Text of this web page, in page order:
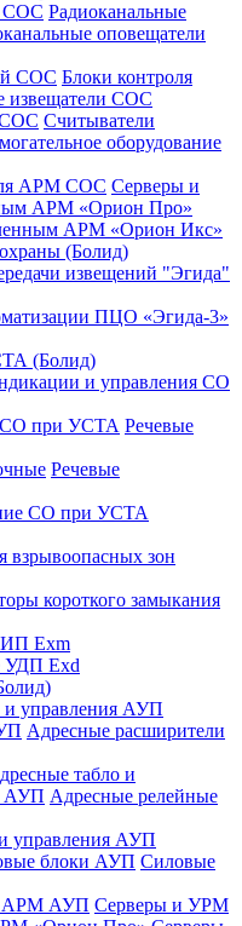
СОС Радиоканальные
оповещатели
СОС Блоки контроля
извещатели СОС
СОС Считыватели
оборудование
АРМ СОС Серверы и
АРМ «Орион Про»
АРМ «Орион Икс»
(Болид)
извещений "Эгида"
ПЦО «Эгида-3»
(Болид)
и управления СО
СО при УСТА Речевые
Речевые
СО при УСТА
взрывоопасных зон
короткого замыкания
Exm
УДП Exd
управления АУП
Адресные расширители
табло и
АУП Адресные релейные
управления АУП
блоки АУП Силовые
АРМ АУП Серверы и УРМ